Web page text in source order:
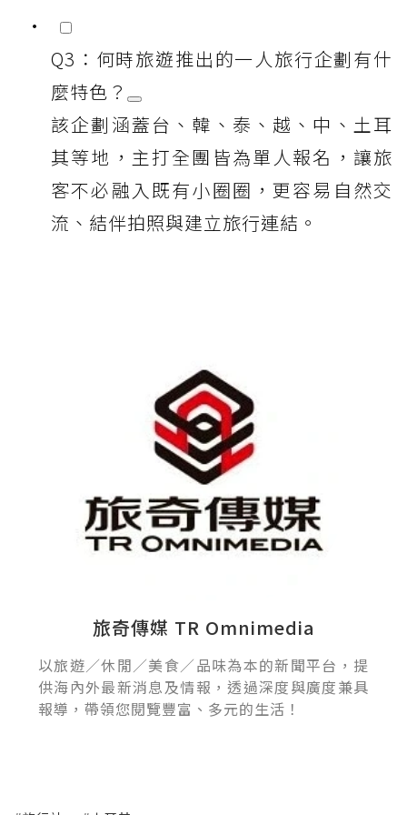
Q3：何時旅遊推出的一人旅行企劃有什
麼特色？
該企劃涵蓋台、韓、泰、越、中、土耳
其等地，主打全團皆為單人報名，讓旅
客不必融入既有小圈圈，更容易自然交
流、結伴拍照與建立旅行連結。
旅奇傳媒 TR Omnimedia
以旅遊／休閒／美食／品味為本的新聞平台，提
供海內外最新消息及情報，透過深度與廣度兼具
報導，帶領您閱覽豐富、多元的生活！